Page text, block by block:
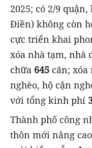
2025; có 2/9
Điền) không còn
cực triển khai
xóa nhà tạm, nhà
chữa 645 căn; xóa
nghèo, hộ cận
với tổng kinh phí
Thành phố công
thôn mới nâng